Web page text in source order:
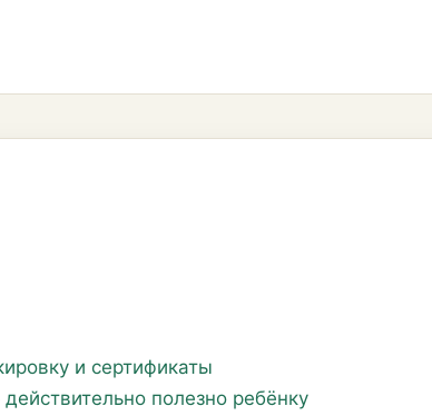
и сертификаты
полезно ребёнку